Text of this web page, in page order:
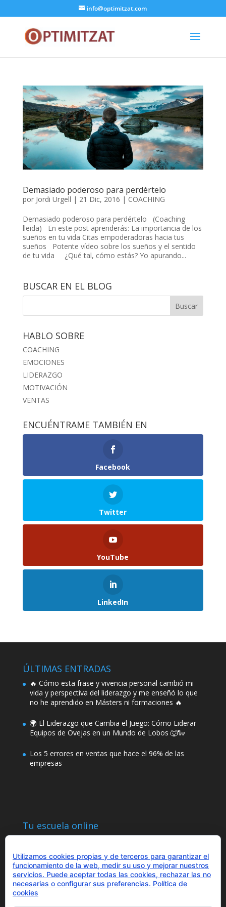
info@optimitzat.com
Demasiado poderoso para perdértelo
por Jordi Urgell | 21 Dic, 2016 | COACHING
Demasiado poderoso para perdértelo (Coaching
lleida) En este post aprenderás: La importancia de los
sueños en tu vida Citas empoderadoras hacia tus
sueños Potente vídeo sobre los sueños y el sentido
de tu vida ¿Qué tal, cómo estás? Yo apurando...
BUSCAR EN EL BLOG
HABLO SOBRE
COACHING
EMOCIONES
LIDERAZGO
MOTIVACIÓN
VENTAS
ENCUÉNTRAME TAMBIÉN EN
Facebook
Twitter
YouTube
LinkedIn
ÚLTIMAS ENTRADAS
🔥 Cómo esta frase y vivencia personal cambió mi
vida y perspectiva del liderazgo y me enseñó lo que
no he aprendido en Másters ni formaciones 🔥
🌍 El Liderazgo que Cambia el Juego: Cómo Liderar
Equipos de Ovejas en un Mundo de Lobos 🐺🐑
Los 5 errores en ventas que hace el 96% de las
empresas
Tu escuela online
¿Hablamos?
Utilizamos cookies propias y de terceros para garantizar el
funcionamiento de la web, medir su uso y mejorar nuestros
servicios. Puede aceptar todas las cookies, rechazar las no
necesarias o configurar sus preferencias. Política de
cookies